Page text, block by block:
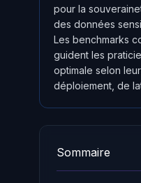
pour la
des données
Les benchmarks
guident les
optimale selon
déploiement, de
Sommaire